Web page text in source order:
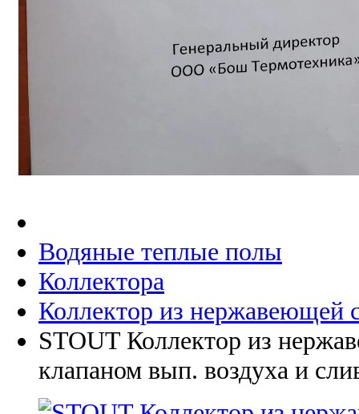
Водяные теплые полы
Коллектора
Коллектор из нержавеющей
STOUT Коллектор из
клапаном вып. воздуха и